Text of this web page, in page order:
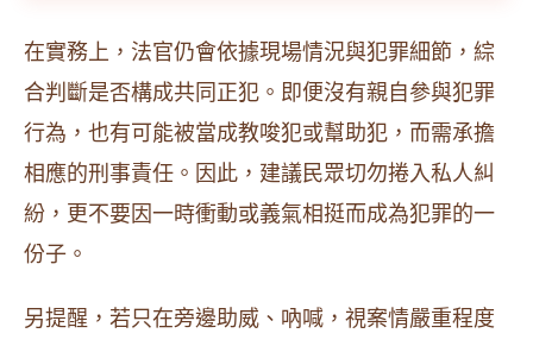
在實務上，法官仍會依據現場情況與犯罪細節，綜
合判斷是否構成共同正犯。即便沒有親自參與犯罪
行為，也有可能被當成教唆犯或幫助犯，而需承擔
相應的刑事責任。因此，建議民眾切勿捲入私人糾
紛，更不要因一時衝動或義氣相挺而成為犯罪的一
份子。
另提醒，若只在旁邊助威、吶喊，視案情嚴重程度